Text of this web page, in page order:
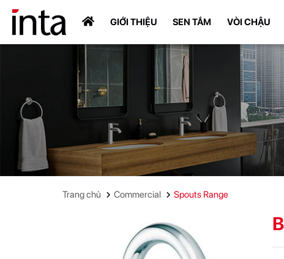
GIỚI THIỆU SEN TẮM VÒI CHẬU
Trang chủ Commercial Spouts Range